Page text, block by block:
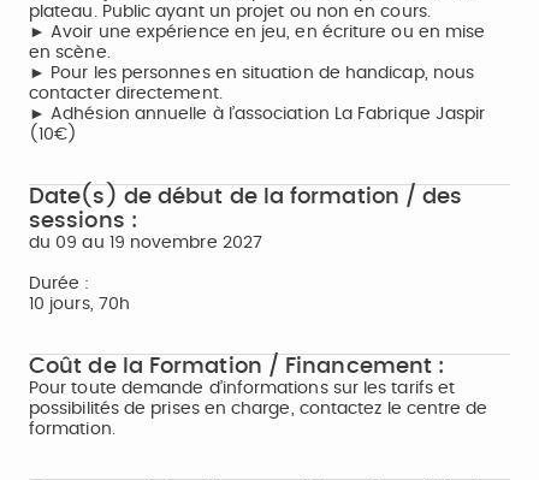
plateau. Public ayant un projet ou non en cours.
► Avoir une expérience en jeu, en écriture ou en mise
en scène.
► Pour les personnes en situation de handicap, nous
contacter directement.
► Adhésion annuelle à l’association La Fabrique Jaspir
(10€)
Date(s) de début de la formation / des
sessions :
du 09 au 19 novembre 2027
Durée :
10 jours, 70h
Coût de la Formation / Financement :
Pour toute demande d’informations sur les tarifs et
possibilités de prises en charge, contactez le centre de
formation.